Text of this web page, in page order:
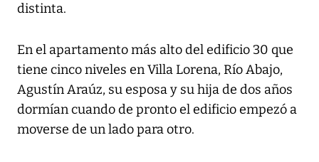
distinta.
En el apartamento más alto del edificio 30 que
tiene cinco niveles en Villa Lorena, Río Abajo,
Agustín Araúz, su esposa y su hija de dos años
dormían cuando de pronto el edificio empezó a
moverse de un lado para otro.